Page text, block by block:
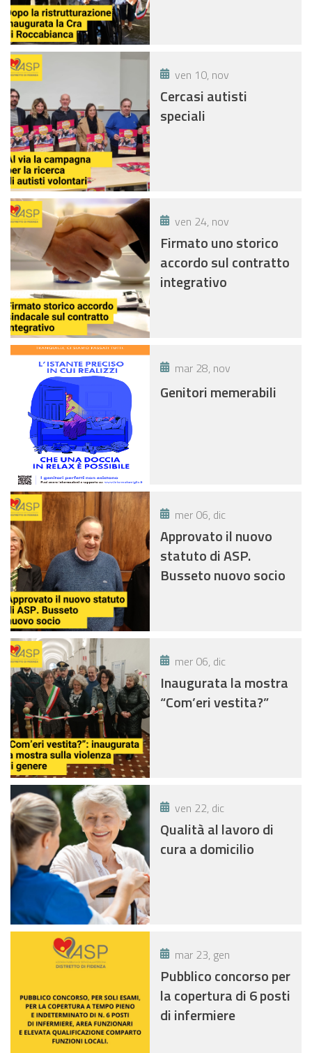
ven 10, nov
Cercasi autisti
speciali
ven 24, nov
Firmato uno storico
accordo sul contratto
integrativo
mar 28, nov
Genitori memerabili
mer 06, dic
Approvato il nuovo
statuto di ASP.
Busseto nuovo socio
mer 06, dic
Inaugurata la mostra
“Com’eri vestita?”
ven 22, dic
Qualità al lavoro di
cura a domicilio
mar 23, gen
Pubblico concorso per
la copertura di 6 posti
di infermiere